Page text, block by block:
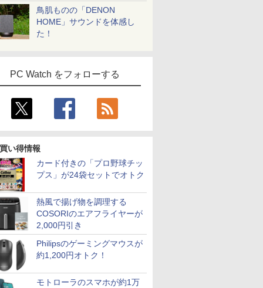
鳥肌ものの「DENON
HOME」サウンドを体感し
た！
PC Watch をフォローする
い得情報
カード付きの「プロ野球チッ
プス」が24袋セットでオトク
熱風で揚げ物を調理する
COSORIのエアフライヤーが
2,000円引き
Philipsのゲーミングマウスが
約1,200円オトク！
モトローラのスマホが約1万